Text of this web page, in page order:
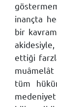
inançta
bir
ettiği
muâmelât
tüm